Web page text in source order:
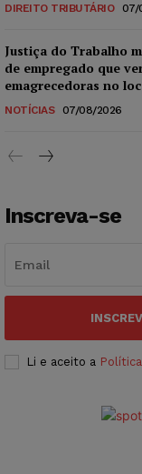
DIREITO TRIBUTÁRIO 07/
Justiça do Trabalho
de empregado que
emagrecedoras no
NOTÍCIAS 07/08/2026
Inscreva-se
Li e aceito a